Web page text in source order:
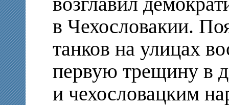
в Чехословакии.
танков на улицах
первую трещину в
и чехословацким